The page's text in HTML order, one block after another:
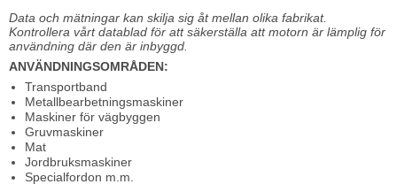
Data och mätningar kan skilja sig åt mellan olika fabrikat.
Kontrollera vårt datablad för att säkerställa att motorn är lämplig för
användning där den är inbyggd.
ANVÄNDNINGSOMRÅDEN:
Transportband
Metallbearbetningsmaskiner
Maskiner för vägbyggen
Gruvmaskiner
Mat
Jordbruksmaskiner
Specialfordon m.m.